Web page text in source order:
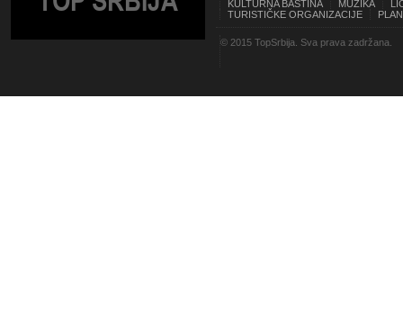
KULTURNA BAŠTINA MUZIKA
TURISTIČKE ORGANIZACIJE
© 2015 TopSrbija. Sva prava zadržana.